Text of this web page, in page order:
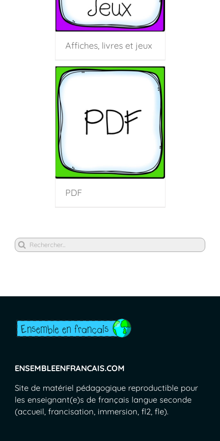
Affiches, livres et jeux
PDF
Rechercher
ENSEMBLEENFRANCAIS.COM
Site de matériel pédagogique reproductible pour
les enseignant(e)s de français langue seconde
(accueil, francisation, immersion, fl2, fle).